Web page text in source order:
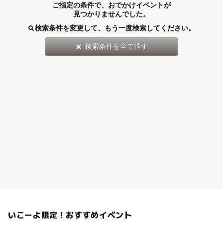
ご指定の条件で、おでかけイベントが
見つかりませんでした。
検索条件を変更して、もう一度検索してください。
検索条件を全て消す
いこーよ限定！おすすめイベント